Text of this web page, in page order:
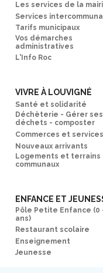
Les services de la
Services
Tarifs municipaux
Vos démarches
administratives
L'Info Roc
VIVRE À LOUVIGNÉ
Santé et solidarité
Déchèterie - Gérer ses
déchets - composter
Commerces et services
Nouveaux arrivants
Logements et terrains
communaux
ENFANCE ET
Pôle Petite Enfance (0
ans)
Restaurant scolaire
Enseignement
Jeunesse